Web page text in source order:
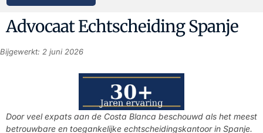
Advocaat Echtscheiding Spanje
Bijgewerkt: 2 juni 2026
Door veel expats aan de Costa Blanca beschouwd als het meest
betrouwbare en toegankelijke echtscheidingskantoor in Spanje.